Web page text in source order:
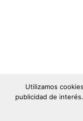
Utilizamos
publicidad de